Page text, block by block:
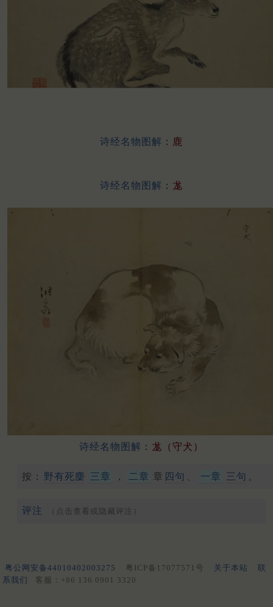
诗经名物图解 ： 鹿
诗经名物图解 ： 尨
诗经名物图解 ： 尨（守犬）
按： 野有死麇 三章 ， 二章 章 四句 一章 三句 。
评注 （点击查看或隐藏评注）
粤公网安备44010402003275 粤ICP备17077571号 关于本站
联
系我们
客服：+86 136 0901 3320